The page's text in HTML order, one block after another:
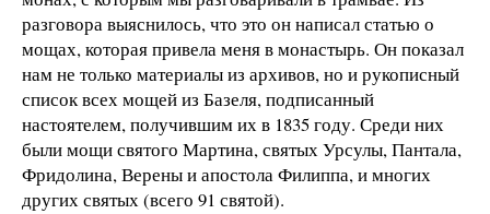
разговора выяснилось, что это он написал статью о
мощах, которая привела меня в монастырь. Он показал
нам не только материалы из архивов, но и рукописный
список всех мощей из Базеля, подписанный
настоятелем, получившим их в 1835 году. Среди них
были мощи святого Мартина, святых Урсулы, Пантала,
Фридолина, Верены и апостола Филиппа, и многих
других святых (всего 91 святой).